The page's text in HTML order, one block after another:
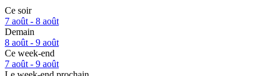
Ce soir
7 août - 8 août
Demain
8 août - 9 août
Ce week-end
7 août - 9 août